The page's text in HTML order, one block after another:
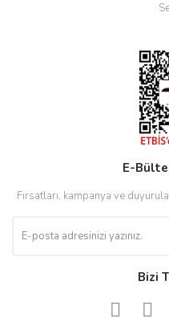
E-
Fırsatları, kampanya ve
Bizi